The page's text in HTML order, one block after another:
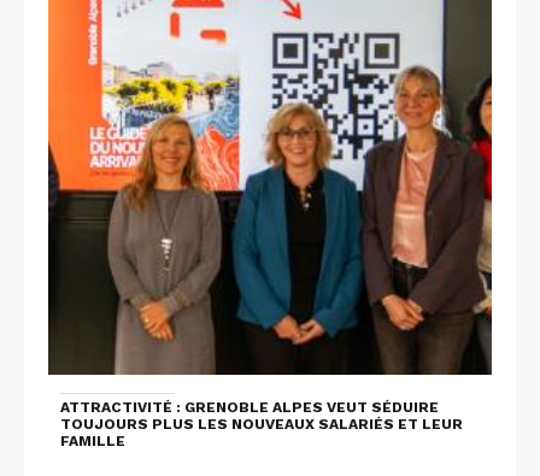
ATTRACTIVITÉ : GRENOBLE ALPES VEUT SÉDUIRE
TOUJOURS PLUS LES NOUVEAUX SALARIÉS ET LEUR
FAMILLE